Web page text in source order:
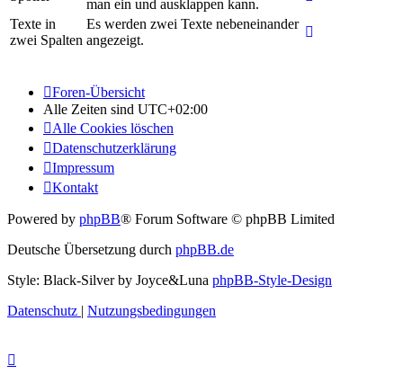
man ein und ausklappen kann.
Texte in
zwei Spalten
Es werden zwei Texte nebeneinander
angezeigt.
Foren-Übersicht
Alle Zeiten sind UTC+02:00
Alle Cookies löschen
Datenschutzerklärung
Impressum
Kontakt
Powered by phpBB® Forum Software © phpBB Limited
Deutsche Übersetzung durch phpBB.de
Style: Black-Silver by Joyce&Luna phpBB-Style-Design
Datenschutz | Nutzungsbedingungen